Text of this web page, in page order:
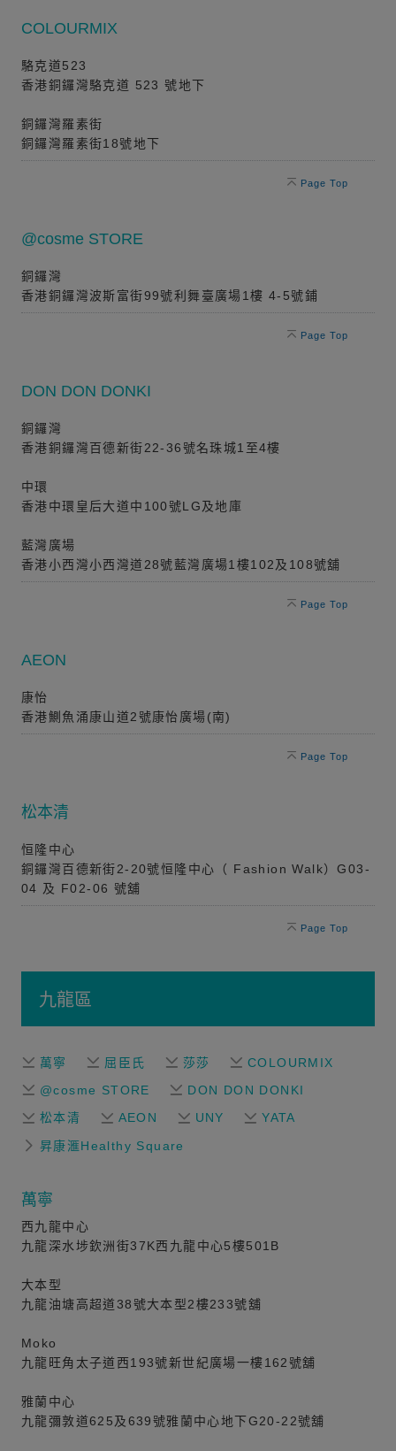
COLOURMIX
駱克道523
香港銅鑼灣駱克道 523 號地下
銅鑼灣羅素街
銅鑼灣羅素街18號地下
Page Top
@cosme STORE
銅鑼灣
香港銅鑼灣波斯富街99號利舞臺廣場1樓 4-5號鋪
Page Top
DON DON DONKI
銅鑼灣
香港銅鑼灣百德新街22-36號名珠城1至4樓
中環
香港中環皇后大道中100號LG及地庫
藍灣廣場
香港小西灣小西灣道28號藍灣廣場1樓102及108號舖
Page Top
AEON
康怡
香港鰂魚涌康山道2號康怡廣場(南)
Page Top
松本清
恒隆中心
銅鑼灣百德新街2-20號恒隆中心（ Fashion Walk）G03-
04 及 F02-06 號舖
Page Top
九龍區
萬寧 屈臣氏 莎莎
COLOURMIX
@cosme STORE
DON DON DONKI
松本清
AEON UNY
YATA
昇康滙Healthy Square
萬寧
西九龍中心
九龍深水埗欽洲街37K西九龍中心5樓501B
大本型
九龍油塘高超道38號大本型2樓233號舖
Moko
九龍旺角太子道西193號新世紀廣場一樓162號舖
雅蘭中心
九龍彌敦道625及639號雅蘭中心地下G20-22號舖